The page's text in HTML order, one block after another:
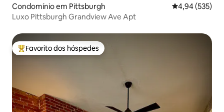
Condomínio em Pittsburgh Classificação
4,94 (535)
Luxo Pittsburgh Grandview Ave Apt
Favoritos dos hóspedes mais apreciados
Favorito dos hóspedes